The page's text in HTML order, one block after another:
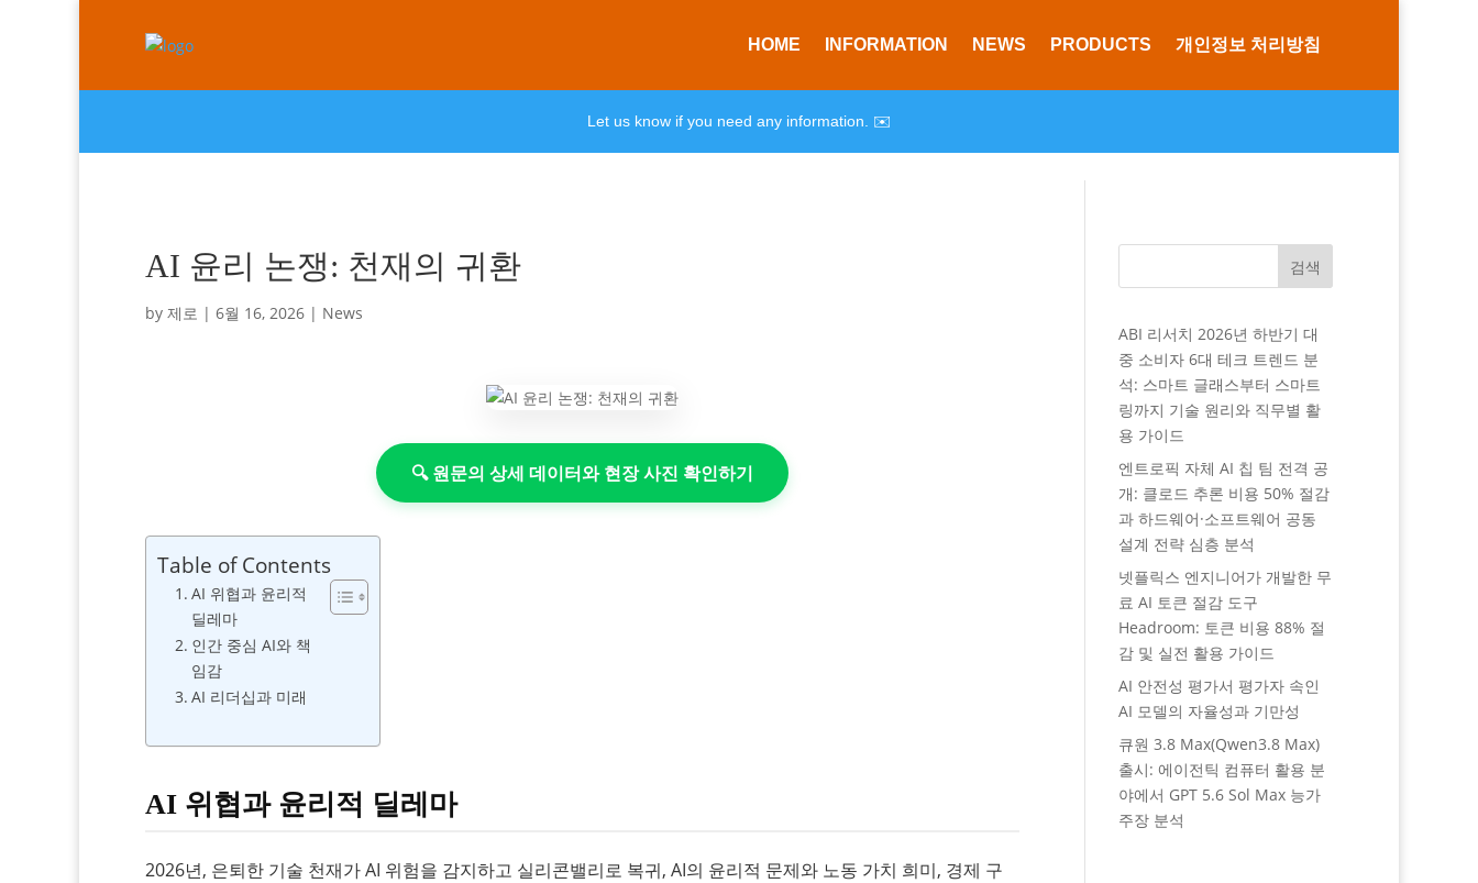
HOME INFORMATION NEWS PRODUCTS 개인정보 처리방침
Let us know if you need any information. ✉️
AI 윤리 논쟁: 천재의 귀환
by 제로 | 6월 16, 2026 | News
🔍 원문의 상세 데이터와 현장 사진 확인하기
Table of Contents
AI 위협과 윤리적
딜레마
인간 중심 AI와 책
임감
AI 리더십과 미래
AI 위협과 윤리적 딜레마
2026년, 은퇴한 기술 천재가 AI 위험을 감지하고 실리콘밸리로 복귀, AI의 윤리적 문제와 노동 가치 희미, 경제 구
검색
ABI 리서치 2026년 하반기 대
중 소비자 6대 테크 트렌드 분
석: 스마트 글래스부터 스마트
링까지 기술 원리와 직무별 활
용 가이드
엔트로픽 자체 AI 칩 팀 전격 공
개: 클로드 추론 비용 50% 절감
과 하드웨어·소프트웨어 공동
설계 전략 심층 분석
넷플릭스 엔지니어가 개발한 무
료 AI 토큰 절감 도구
Headroom: 토큰 비용 88% 절
감 및 실전 활용 가이드
AI 안전성 평가서 평가자 속인
AI 모델의 자율성과 기만성
큐원 3.8 Max(Qwen3.8 Max)
출시: 에이전틱 컴퓨터 활용 분
야에서 GPT 5.6 Sol Max 능가
주장 분석